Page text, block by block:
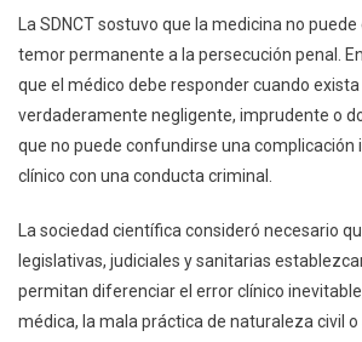
La SDNCT sostuvo que la medicina no
temor permanente a la persecución penal.
que el médico debe responder cuando
verdaderamente negligente, imprudente o
que no puede confundirse una complicación
clínico con una conducta criminal.
La sociedad científica consideró necesario
legislativas, judiciales y sanitarias
permitan diferenciar el error clínico
médica, la mala práctica de naturaleza civil